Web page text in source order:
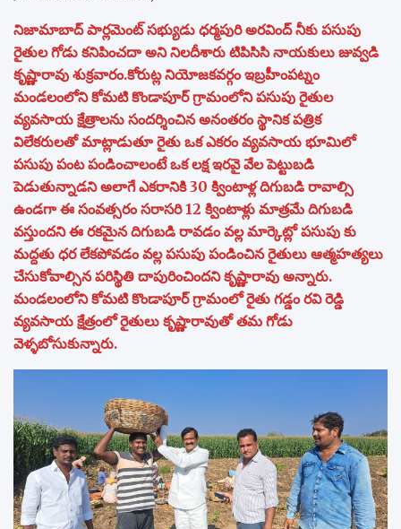
నిజామాబాద్ పార్లమెంట్ సభ్యుడు ధర్మపురి అరవింద్ నీకు పసుపు
రైతుల గోడు కనిపించదా అని నిలదీశారు టిపిసిసి నాయకులు జువ్వడి
కృష్ణారావు శుక్రవారం.కోరుట్ల నియోజకవర్గం ఇబ్రహీంపట్నం
మండలంలోని కోమటి కొండాపూర్ గ్రామంలోని పసుపు రైతుల
వ్యవసాయ క్షేత్రాలను సందర్శించిన అనంతరం స్థానిక పత్రిక
విలేకరులతో మాట్లాడుతూ రైతు ఒక ఎకరం వ్యవసాయ భూమిలో
పసుపు పంట పండించాలంటే ఒక లక్ష ఇరవై వేల పెట్టుబడి
పెడుతున్నాడని అలాగే ఎకరానికి 30 క్వింటాళ్ల దిగుబడి రావాల్సి
ఉండగా ఈ సంవత్సరం సరాసరి 12 క్వింటాళ్లు మాత్రమే దిగుబడి
వస్తుందని ఈ రకమైన దిగుబడి రావడం వల్ల మార్కెట్లో పసుపు కు
మద్దతు ధర లేకపోవడం వల్ల పసుపు పండించిన రైతులు ఆత్మహత్యలు
చేసుకోవాల్సిన పరిస్థితి దాపురించిందని కృష్ణారావు అన్నారు.
మండలంలోని కోమటి కొండాపూర్ గ్రామంలో రైతు గడ్డం రవి రెడ్డి
వ్యవసాయ క్షేత్రంలో రైతులు కృష్ణారావుతో తమ గోడు
వెళ్ళబోసుకున్నారు.